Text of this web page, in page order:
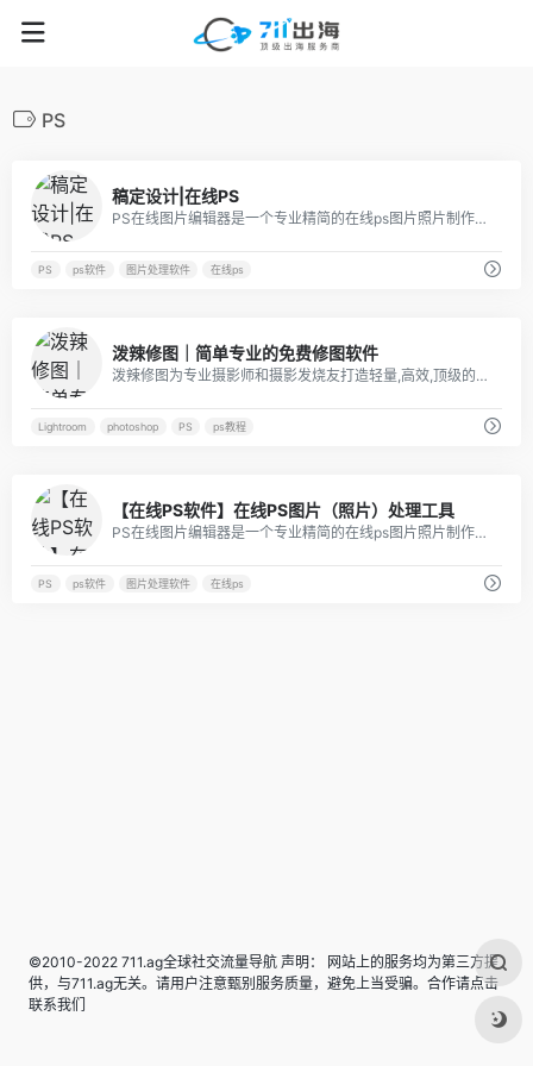
PS
稿定设计|在线PS
PS在线图片编辑器是一个专业精简的在线ps图片照片制作处理软件工具，绿色免安装，免下载，直接在浏览器打开就可用它修正，调整和美化图像。
PS ps软件 图片处理软件 在线ps
泼辣修图｜简单专业的免费修图软件
泼辣修图为专业摄影师和摄影发烧友打造轻量,高效,顶级的修图软件,媲美PhotoShop和Lightroom,操作简便,目前在全球拥有专业用户一千万.
Lightroom photoshop PS ps教程
【在线PS软件】在线PS图片（照片）处理工具
PS在线图片编辑器是一个专业精简的在线ps图片照片制作处理软件工具，绿色免安装，免下载，直接在浏览器打开就可用它修正，调整和美化图像。
PS ps软件 图片处理软件 在线ps
©2010-2022 711.ag全球社交流量导航 声明： 网站上的服务均为第三方提
供，与711.ag无关。请用户注意甄别服务质量，避免上当受骗。合作请点击
联系我们